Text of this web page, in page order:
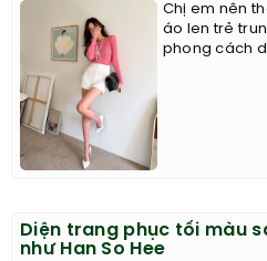
Chị em nên
áo len trẻ
phong cách
Diện trang phục tối màu
như Han So Hee